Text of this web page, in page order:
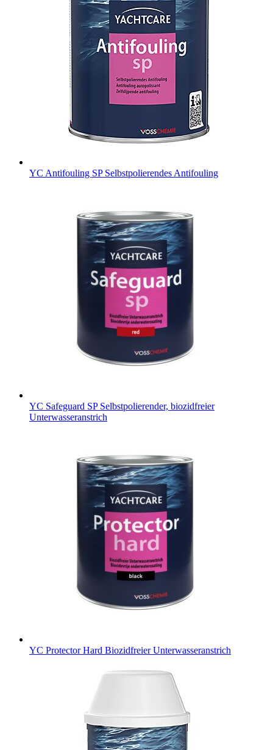
YC Antifouling SP Selbstpolierendes Antifouling
YC Safeguard SP Selbstpolierender, biozidfreier
Unterwasseranstrich
YC Protector Hard Biozidfreier Unterwasseranstrich